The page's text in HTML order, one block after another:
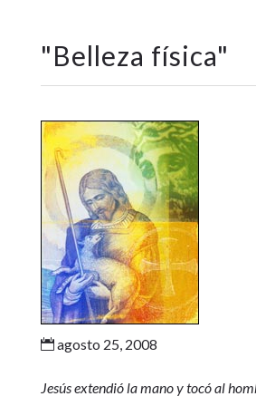
"Belleza física"
agosto 25, 2008
Jesús extendió la mano y tocó al